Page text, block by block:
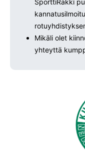
SporttiRakki
Mikäli olet
yhteyttä